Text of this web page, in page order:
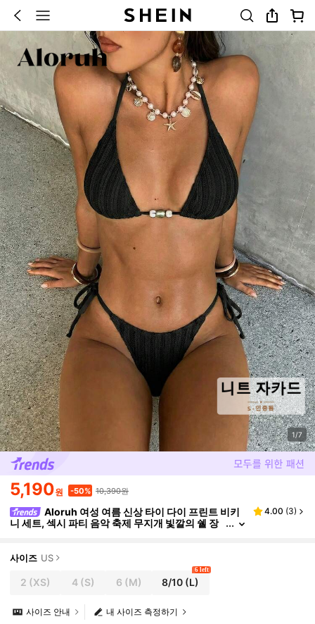
1/7
5,190원 -50% 10,390원
Aloruh 여성 여름 신상 타이 다이 프린트 비키
니 세트, 섹시 파티 음악 축제 무지개 빛깔의 쉘 장
4.00 (3)
사이즈 US
2 (XS) 4(S) 6 (M) 8/10 (L)
6 left
내 사이즈 측정하기
사이즈 안내